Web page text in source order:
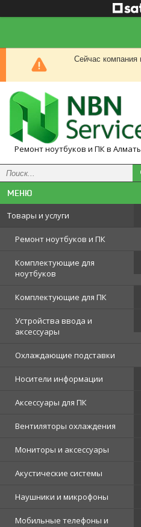
Сейчас компания
Ремонт ноутбуков и ПК в
Товары и услуги
Ремонт ноутбуков и ПК
Комплектующие для
ноутбуков
Комплектующие для ПК
Устройства ввода и
аксессуары
Охлаждающие подставки
Носители информации
Аксессуары для ПК
Вентиляторы охлаждения
Мониторы и аксессуары
Акустические системы
Наушники и микрофоны
Мобильные телефоны и